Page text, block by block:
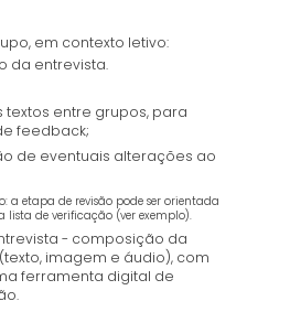
em contexto letivo:
da entrevista.
textos entre grupos, para
feedback;
de eventuais alterações ao
a etapa de revisão pode ser orientada
lista de verificação (ver exemplo).
- composição da
imagem e áudio), com
ferramenta digital de